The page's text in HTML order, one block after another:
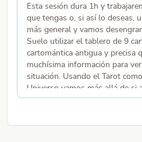
Esta sesión dura 1h y
que tengas o, si así lo deseas,
más general y vamos
Suelo utilizar el tablero de 9
cartomántica antigua y precisa
muchísima información para
situación. Usando el Tarot
Universo vamos más allá de si
sino de entender dónde estás,
cómo actuar, cómo afrontar lo